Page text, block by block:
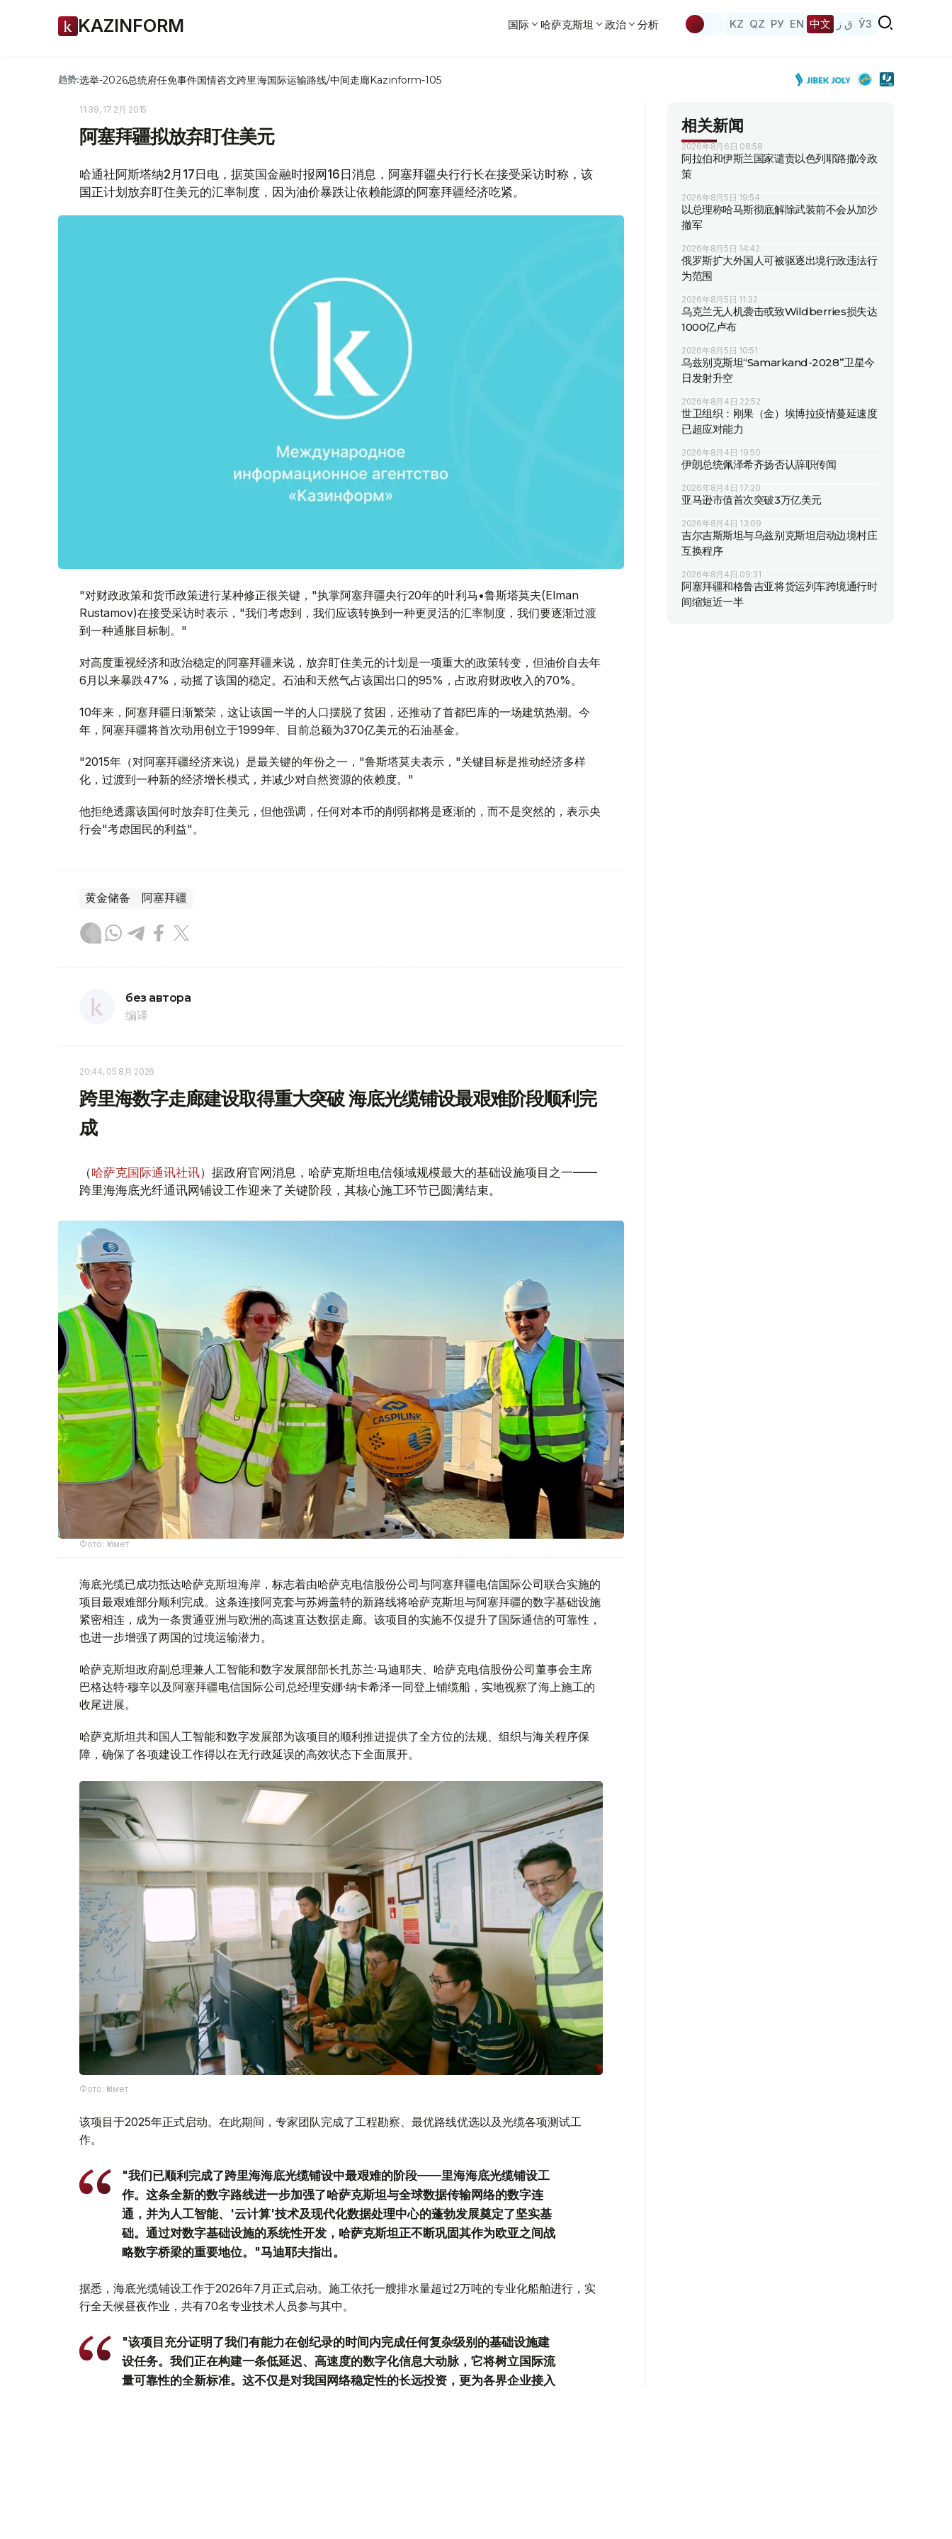
KAZINFORM 国际 哈萨克斯坦 政治 分析 KZ QZ РУ EN 中文 ق ز ЎЗ
趋势:选举-2026总统府任免事件国情咨文跨里海国际运输路线/中间走廊Kazinform-105
11:39, 17 2月 2015
阿塞拜疆拟放弃盯住美元
哈通社阿斯塔纳2月17日电，据英国金融时报网16日消息，阿塞拜疆央行行长在接受采访时称，该
国正计划放弃盯住美元的汇率制度，因为油价暴跌让依赖能源的阿塞拜疆经济吃紧。
"对财政政策和货币政策进行某种修正很关键，"执掌阿塞拜疆央行20年的叶利马•鲁斯塔莫夫(Elman
Rustamov)在接受采访时表示，"我们考虑到，我们应该转换到一种更灵活的汇率制度，我们要逐渐过渡
到一种通胀目标制。"
对高度重视经济和政治稳定的阿塞拜疆来说，放弃盯住美元的计划是一项重大的政策转变，但油价自去年
6月以来暴跌47%，动摇了该国的稳定。石油和天然气占该国出口的95%，占政府财政收入的70%。
10年来，阿塞拜疆日渐繁荣，这让该国一半的人口摆脱了贫困，还推动了首都巴库的一场建筑热潮。今
年，阿塞拜疆将首次动用创立于1999年、目前总额为370亿美元的石油基金。
"2015年（对阿塞拜疆经济来说）是最关键的年份之一，"鲁斯塔莫夫表示，"关键目标是推动经济多样
化，过渡到一种新的经济增长模式，并减少对自然资源的依赖度。"
他拒绝透露该国何时放弃盯住美元，但他强调，任何对本币的削弱都将是逐渐的，而不是突然的，表示央
行会"考虑国民的利益"。
黄金储备 阿塞拜疆
без автора
编译
20:44, 05 8月 2026
跨里海数字走廊建设取得重大突破 海底光缆铺设最艰难阶段顺利完
成
（哈萨克国际通讯社讯）据政府官网消息，哈萨克斯坦电信领域规模最大的基础设施项目之一——
跨里海海底光纤通讯网铺设工作迎来了关键阶段，其核心施工环节已圆满结束。
Фото: Үкімет
海底光缆已成功抵达哈萨克斯坦海岸，标志着由哈萨克电信股份公司与阿塞拜疆电信国际公司联合实施的
项目最艰难部分顺利完成。这条连接阿克套与苏姆盖特的新路线将哈萨克斯坦与阿塞拜疆的数字基础设施
紧密相连，成为一条贯通亚洲与欧洲的高速直达数据走廊。该项目的实施不仅提升了国际通信的可靠性，
也进一步增强了两国的过境运输潜力。
哈萨克斯坦政府副总理兼人工智能和数字发展部部长扎苏兰·马迪耶夫、哈萨克电信股份公司董事会主席
巴格达特·穆辛以及阿塞拜疆电信国际公司总经理安娜·纳卡希泽一同登上铺缆船，实地视察了海上施工的
收尾进展。
哈萨克斯坦共和国人工智能和数字发展部为该项目的顺利推进提供了全方位的法规、组织与海关程序保
障，确保了各项建设工作得以在无行政延误的高效状态下全面展开。
Фото: Үкімет
该项目于2025年正式启动。在此期间，专家团队完成了工程勘察、最优路线优选以及光缆各项测试工
作。
"我们已顺利完成了跨里海海底光缆铺设中最艰难的阶段——里海海底光缆铺设工
作。这条全新的数字路线进一步加强了哈萨克斯坦与全球数据传输网络的数字连
通，并为人工智能、'云计算'技术及现代化数据处理中心的蓬勃发展奠定了坚实基
础。通过对数字基础设施的系统性开发，哈萨克斯坦正不断巩固其作为欧亚之间战
略数字桥梁的重要地位。"马迪耶夫指出。
据悉，海底光缆铺设工作于2026年7月正式启动。施工依托一艘排水量超过2万吨的专业化船舶进行，实
行全天候昼夜作业，共有70名专业技术人员参与其中。
"该项目充分证明了我们有能力在创纪录的时间内完成任何复杂级别的基础设施建
设任务。我们正在构建一条低延迟、高速度的数字化信息大动脉，它将树立国际流
量可靠性的全新标准。这不仅是对我国网络稳定性的长远投资，更为各界企业接入
相关新闻
2026年8月6日 08:58
阿拉伯和伊斯兰国家谴责以色列耶路撒冷政
策
2026年8月5日 19:54
以总理称哈马斯彻底解除武装前不会从加沙
撤军
2026年8月5日 14:42
俄罗斯扩大外国人可被驱逐出境行政违法行
为范围
2026年8月5日 11:32
乌克兰无人机袭击或致Wildberries损失达
1000亿卢布
2026年8月5日 10:51
乌兹别克斯坦“Samarkand-2028”卫星今
日发射升空
2026年8月4日 22:52
世卫组织：刚果（金）埃博拉疫情蔓延速度
已超应对能力
2026年8月4日 19:50
伊朗总统佩泽希齐扬否认辞职传闻
2026年8月4日 17:20
亚马逊市值首次突破3万亿美元
2026年8月4日 13:09
吉尔吉斯斯坦与乌兹别克斯坦启动边境村庄
互换程序
2026年8月4日 09:31
阿塞拜疆和格鲁吉亚将货运列车跨境通行时
间缩短近一半